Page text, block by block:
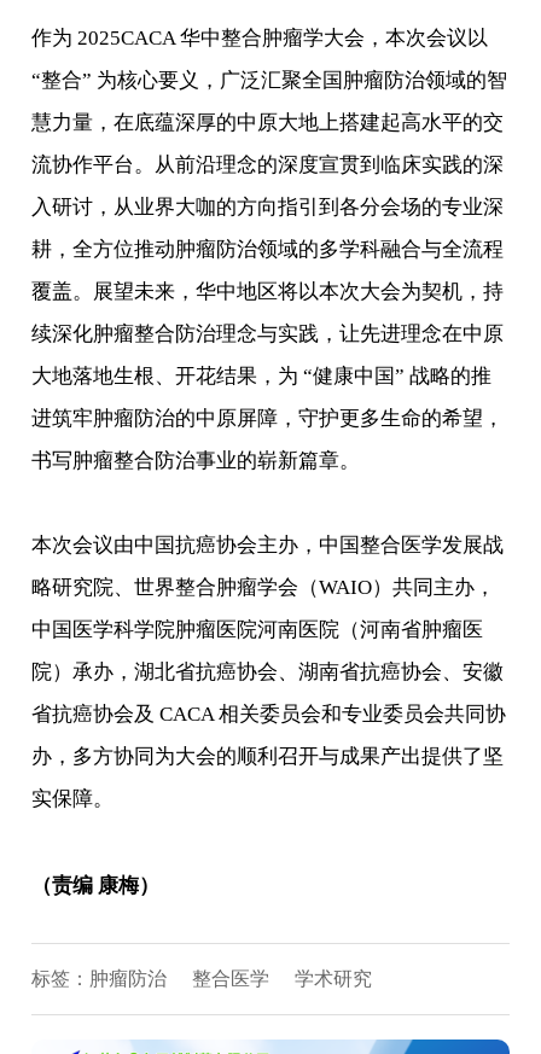
作为 2025CACA 华中整合肿瘤学大会，本次会议以
“整合” 为核心要义，广泛汇聚全国肿瘤防治领域的智
慧力量，在底蕴深厚的中原大地上搭建起高水平的交
流协作平台。从前沿理念的深度宣贯到临床实践的深
入研讨，从业界大咖的方向指引到各分会场的专业深
耕，全方位推动肿瘤防治领域的多学科融合与全流程
覆盖。展望未来，华中地区将以本次大会为契机，持
续深化肿瘤整合防治理念与实践，让先进理念在中原
大地落地生根、开花结果，为 “健康中国” 战略的推
进筑牢肿瘤防治的中原屏障，守护更多生命的希望，
书写肿瘤整合防治事业的崭新篇章。
本次会议由中国抗癌协会主办，中国整合医学发展战
略研究院、世界整合肿瘤学会（WAIO）共同主办，
中国医学科学院肿瘤医院河南医院（河南省肿瘤医
院）承办，湖北省抗癌协会、湖南省抗癌协会、安徽
省抗癌协会及 CACA 相关委员会和专业委员会共同协
办，多方协同为大会的顺利召开与成果产出提供了坚
实保障。
（责编 康梅）
标签： 肿瘤防治 整合医学 学术研究